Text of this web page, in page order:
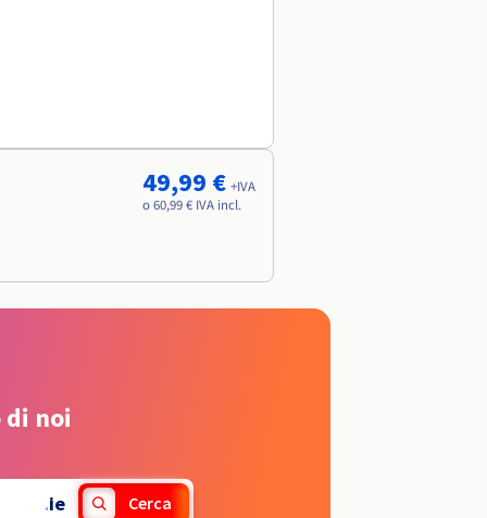
49,99 € +IVA
o 60,99 € IVA incl.
noi
.ie Cerca